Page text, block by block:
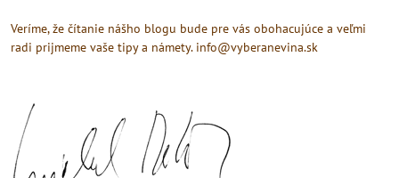
Veríme, že čítanie nášho blogu bude pre vás obohacujúce a veľmi
radi prijmeme vaše tipy a námety. info@vyberanevina.sk